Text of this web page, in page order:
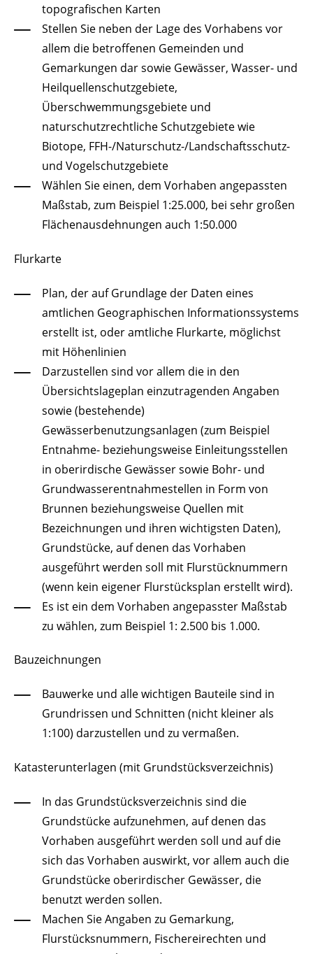
topografischen Karten
Stellen Sie neben der Lage des Vorhabens vor
allem die betroffenen Gemeinden und
Gemarkungen dar sowie Gewässer, Wasser- und
Heilquellenschutzgebiete,
Überschwemmungsgebiete und
naturschutzrechtliche Schutzgebiete wie
Biotope, FFH-/Naturschutz-/Landschaftsschutz-
und Vogelschutzgebiete
Wählen Sie einen, dem Vorhaben angepassten
Maßstab, zum Beispiel 1:25.000, bei sehr großen
Flächenausdehnungen auch 1:50.000
Flurkarte
Plan, der auf Grundlage der Daten eines
amtlichen Geographischen Informationssystems
erstellt ist, oder amtliche Flurkarte, möglichst
mit Höhenlinien
Darzustellen sind vor allem die in den
Übersichtslageplan einzutragenden Angaben
sowie (bestehende)
Gewässerbenutzungsanlagen (zum Beispiel
Entnahme- beziehungsweise Einleitungsstellen
in oberirdische Gewässer sowie Bohr- und
Grundwasserentnahmestellen in Form von
Brunnen beziehungsweise Quellen mit
Bezeichnungen und ihren wichtigsten Daten),
Grundstücke, auf denen das Vorhaben
ausgeführt werden soll mit Flurstücknummern
(wenn kein eigener Flurstücksplan erstellt wird).
Es ist ein dem Vorhaben angepasster Maßstab
zu wählen, zum Beispiel 1: 2.500 bis 1.000.
Bauzeichnungen
Bauwerke und alle wichtigen Bauteile sind in
Grundrissen und Schnitten (nicht kleiner als
1:100) darzustellen und zu vermaßen.
Katasterunterlagen (mit Grundstücksverzeichnis)
In das Grundstücksverzeichnis sind die
Grundstücke aufzunehmen, auf denen das
Vorhaben ausgeführt werden soll und auf die
sich das Vorhaben auswirkt, vor allem auch die
Grundstücke oberirdischer Gewässer, die
benutzt werden sollen.
Machen Sie Angaben zu Gemarkung,
Flurstücksnummern, Fischereirechten und